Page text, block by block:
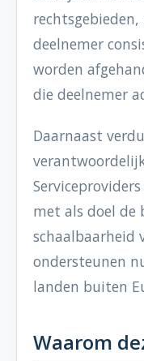
deelnemer
worden
die deelnemer
Daarnaast
met als doel de
schaalbaarheid
ondersteunen
landen buiten
Waarom